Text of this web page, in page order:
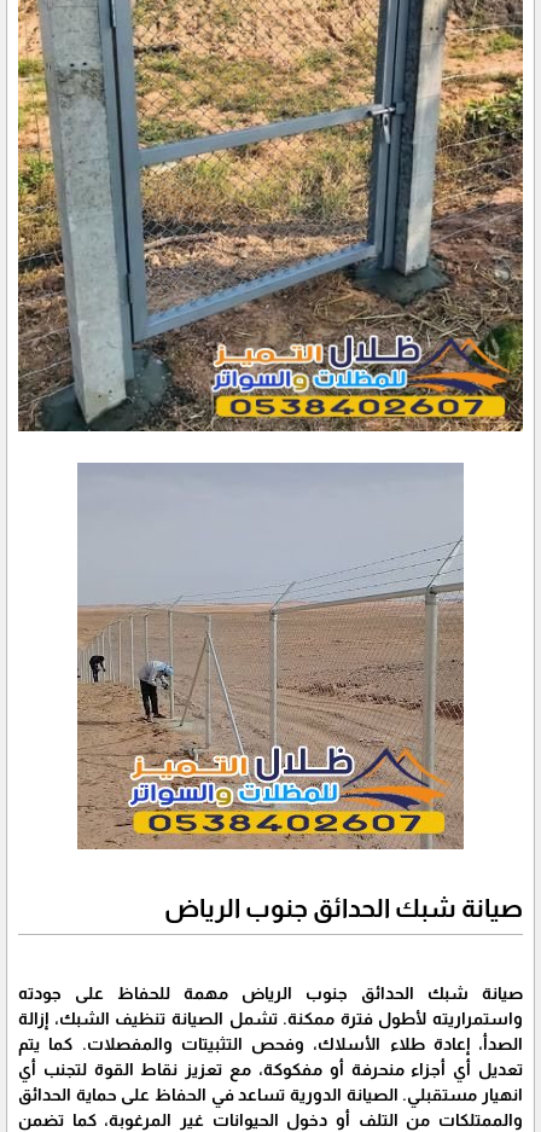
صيانة شبك الحدائق جنوب الرياض
صيانة شبك الحدائق جنوب الرياض مهمة للحفاظ على جودته
واستمراريته لأطول فترة ممكنة. تشمل الصيانة تنظيف الشبك، إزالة
الصدأ، إعادة طلاء الأسلاك، وفحص التثبيتات والمفصلات. كما يتم
تعديل أي أجزاء منحرفة أو مفكوكة، مع تعزيز نقاط القوة لتجنب أي
انهيار مستقبلي. الصيانة الدورية تساعد في الحفاظ على حماية الحدائق
والممتلكات من التلف أو دخول الحيوانات غير المرغوبة، كما تضمن